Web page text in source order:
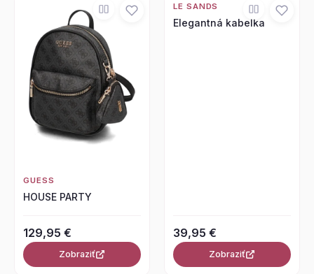
GUESS
HOUSE PARTY
129,95 €
Zobraziť
LE SANDS
Elegantná kabelka
39,95 €
Zobraziť